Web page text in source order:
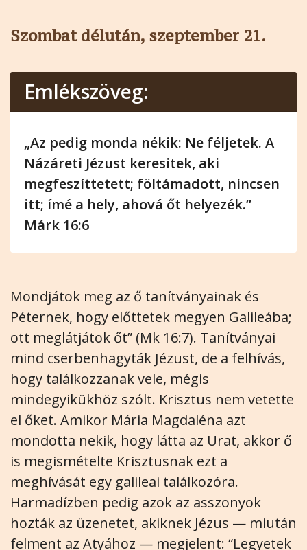
Szombat délután, szeptember 21.
Emlékszöveg:
„Az pedig monda nékik: Ne féljetek. A
Názáreti Jézust keresitek, aki
megfeszíttetett; föltámadott, nincsen
itt; ímé a hely, ahová őt helyezék.”
Márk 16:6
Mondjátok meg az ő tanítványainak és
Péternek, hogy előttetek megyen Galileába;
ott meglátjátok őt” (Mk 16:7). Tanítványai
mind cserbenhagyták Jézust, de a felhívás,
hogy találkozzanak vele, mégis
mindegyikükhöz szólt. Krisztus nem vetette
el őket. Amikor Mária Magdaléna azt
mondotta nekik, hogy látta az Urat, akkor ő
is megismételte Krisztusnak ezt a
meghívását egy galileai találkozóra.
Harmadízben pedig azok az asszonyok
hozták az üzenetet, akiknek Jézus — miután
felment az Atyához — megjelent: “Legyetek